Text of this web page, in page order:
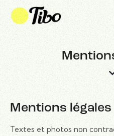
Mentions légales
Textes et photos non